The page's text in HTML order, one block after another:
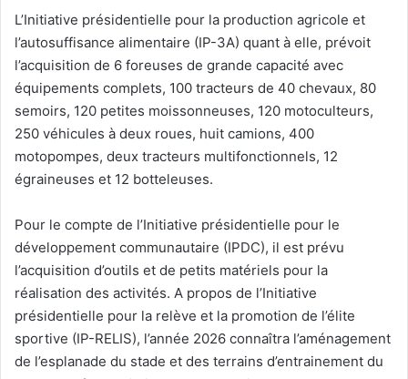
L’Initiative présidentielle pour la production agricole et
l’autosuffisance alimentaire (IP-3A) quant à elle, prévoit
l’acquisition de 6 foreuses de grande capacité avec
équipements complets, 100 tracteurs de 40 chevaux, 80
semoirs, 120 petites moissonneuses, 120 motoculteurs,
250 véhicules à deux roues, huit camions, 400
motopompes, deux tracteurs multifonctionnels, 12
égraineuses et 12 botteleuses.
Pour le compte de l’Initiative présidentielle pour le
développement communautaire (IPDC), il est prévu
l’acquisition d’outils et de petits matériels pour la
réalisation des activités. A propos de l’Initiative
présidentielle pour la relève et la promotion de l’élite
sportive (IP-RELIS), l’année 2026 connaîtra l’aménagement
de l’esplanade du stade et des terrains d’entrainement du